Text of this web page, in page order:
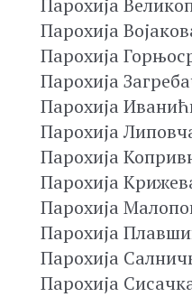
Парохија
Парохија
Парохија
Парохија
Парохија
Парохија
Парохија
Парохија
Парохија
Парохија
Парохија
Парохија